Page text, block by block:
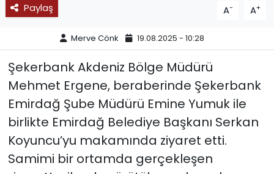
Paylaş A- A+
Merve Cönk 19.08.2025 - 10:28
Şekerbank Akdeniz Bölge Müdürü
Mehmet Ergene, beraberinde Şekerbank
Emirdağ Şube Müdürü Emine Yumuk ile
birlikte Emirdağ Belediye Başkanı Serkan
Koyuncu’yu makamında ziyaret etti.
Samimi bir ortamda gerçekleşen